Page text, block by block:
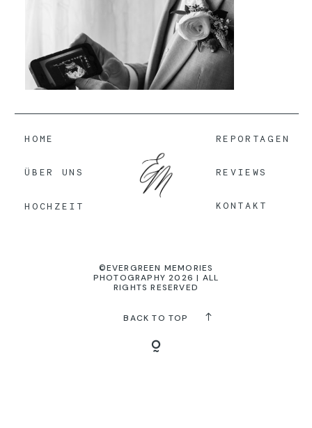
HOME
ÜBER UNS
HOCHZEIT
REPORTAGEN
REVIEWS
KONTAKT
©EVERGREEN MEMORIES
PHOTOGRAPHY 2026 | ALL
RIGHTS RESERVED
BACK TO TOP
REPORTAGEN
KONTAKT